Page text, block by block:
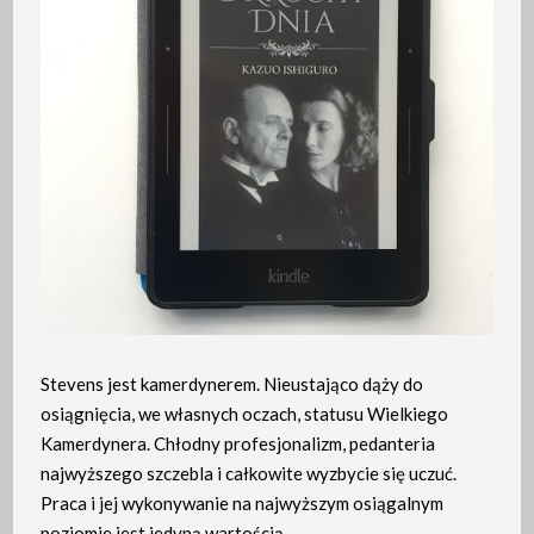
Stevens jest kamerdynerem. Nieustająco dąży do
osiągnięcia, we własnych oczach, statusu Wielkiego
Kamerdynera. Chłodny profesjonalizm, pedanteria
najwyższego szczebla i całkowite wyzbycie się uczuć.
Praca i jej wykonywanie na najwyższym osiągalnym